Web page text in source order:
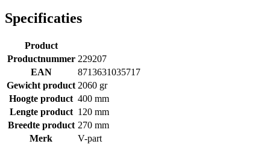
Specificaties
Product
Productnummer 229207
EAN
8713631035717
Gewicht product 2060 gr
Hoogte product 400 mm
Lengte product 120 mm
Breedte product 270 mm
Merk
V-part